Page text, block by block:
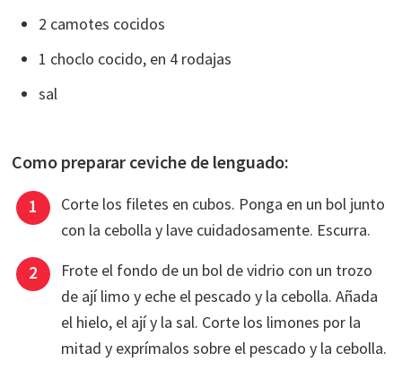
2 camotes cocidos
1 choclo cocido, en 4 rodajas
sal
Como preparar ceviche de lenguado:
Corte los filetes en cubos. Ponga en un bol junto
con la cebolla y lave cuidadosamente. Escurra.
Frote el fondo de un bol de vidrio con un trozo
de ají limo y eche el pescado y la cebolla. Añada
el hielo, el ají y la sal. Corte los limones por la
mitad y exprímalos sobre el pescado y la cebolla.